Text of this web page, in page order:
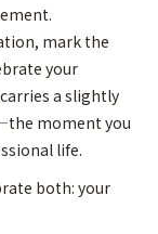
mark the
your
a slightly
moment you
life.
both: your